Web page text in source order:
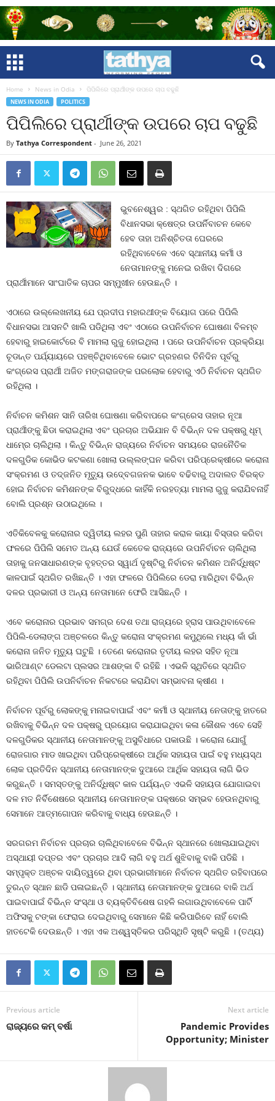
Home News in Odia ପିପିଲିରେ ପ୍ରାର୍ଥୀଙ୍କ ଉପରେ ଚାପ ବଢୁଛି
NEWS IN ODIA POLITICS
ପିପିଲିରେ ପ୍ରାର୍ଥୀଙ୍କ ଉପରେ ଚାପ ବଢୁଛି
By Tathya Correspondent - June 26, 2021
ଭୁବନେଶ୍ୱର : ସ୍ଥଗିତ ରହିଥିବା ପିପିଲି
ବିଧାନସଭା କ୍ଷେତ୍ର ଉପର୍ନିବାଚନ କେବେ
ହେବ ତାହା ଅନିଶ୍ଚିତତା ଘେରରେ
ରହିଥିବାବେଳେ ଏବେ ସ୍ଥାନୀୟ କର୍ମୀ ଓ
ନେତାମାନଙ୍କୁ ମନେଇ ରଖିବା ଦିଗରେ
ପ୍ରାର୍ଥୀମାନେ ସାଂଘାତିକ ଚାପର ସମ୍ମୁଖୀନ ହେଉଛନ୍ତି ।
ଏଠାରେ ଉଲ୍ଲେଖନୀୟ ଯେ ପ୍ରଦୀପ ମହାରଥୀଙ୍କ ବିୟୋଗ ପରେ ପିପିଲି
ବିଧାନସଭା ଆସନଟି ଖାଲି ପଡିଥିଲା ଏବଂ ଏଠାରେ ଉପନିର୍ବାଚନ ଘୋଷଣା ବିଳମ୍ବ
ହେବାରୁ ହାଇକୋର୍ଟରେ ବି ମାମଲା ରୁଜୁ ହୋଇଥିଲା । ପରେ ଉପନିର୍ବାଚନ ପ୍ରକ୍ରିୟା
ଚୂଡାନ୍ତ ପର୍ଯ୍ୟାୟରେ ପହଞ୍ଚିଥିବାବେଳେ ଭୋଟ ଗ୍ରହଣର ତିନିଦିନ ପୂର୍ବରୁ
କଂଗ୍ରେସ ପ୍ରାର୍ଥୀ ଅଜିତ ମଙ୍ଗରାଜଙ୍କ ପରଲୋକ ହେବାରୁ ଏଠି ନିର୍ବାଚନ ସ୍ଥଗିତ
ରହିଥିଲା ।
ନିର୍ବାଚନ କମିଶନ ସାନି ତାରିଖ ଘୋଷଣା କରିବାପରେ କଂଗ୍ରେସ ତାହାର ନୂଆ
ପ୍ରାର୍ଥୀଙ୍କୁ ଛିଡା କରାଇଥିଲା ଏବଂ ପ୍ରଚାର ଅଭିଯାନ ବି ବିଭିନ୍ନ ଦଳ ପକ୍ଷରୁ ଧୂମ୍‍
ଧାମ୍‍ରେ ଚାଲିଥିଲା । କିନ୍ତୁ ବିଭିନ୍ନ ରାଜ୍ୟରେ ନିର୍ବାଚନ ସମୟରେ ରାଜନୈତିକ
ଦଳଗୁଡିକ କୋଭିଡ କଟକଣା ଖୋଲା ଉଲ୍ଲଙ୍ଘନ କରିବା ପରିପ୍ରେକ୍ଷୀରେ କରୋନା
ସଂକ୍ରମଣ ଓ ତଦ୍‍ଜନିତ ମୃତ୍ୟୁ ଉଦ୍‍ବେଗଜନକ ଭାବେ ବଢିବାରୁ ଅଦାଲତ ବିରକ୍ତ
ହୋଇ ନିର୍ବାଚନ କମିଶନଙ୍କ ବିରୁଦ୍ଧରେ କାହିଁକି ନରହତ୍ୟା ମାମଲା ରୁଜୁ କରାଯିବନାହିଁ
ବୋଲି ପ୍ରଶ୍ନ ଉଠାଇଥିଲେ ।
ଏତିକିବେଳକୁ କରୋନାର ଦ୍ୱିତୀୟ ଲହର ପୁଣି ତାହାର କରାଳ କାୟା ବିସ୍ତାର କରିବା
ଫଳରେ ପିପିଲି ସମେତ ଅନ୍ୟ ଯେଉଁ କେତେକ ରାଜ୍ୟରେ ଉପନିର୍ବାଚନ ଚାଲିଥିଲା
ତାହାକୁ ଜନସାଧାରଣଙ୍କ ବୃହତ୍ତର ସ୍ୱାର୍ଥ ଦୃଷ୍ଟିରୁ ନିର୍ବାଚନ କମିଶନ ଅନିର୍ଦ୍ଧିଷ୍ଟ
କାଳପାଇଁ ସ୍ଥଗିତ ରଖିଛନ୍ତି । ଏହା ଫଳରେ ପିପିଲିରେ ଡେରା ମାରିଥିବା ବିଭିନ୍ନ
ଦଳର ପ୍ରଭାରୀ ଓ ଅନ୍ୟ ନେତାମାନେ ଫେରି ଆସିଛନ୍ତି ।
ଏବେ କରୋନାର ପ୍ରଭାବ ସମଗ୍ର ଦେଶ ତଥା ରାଜ୍ୟରେ ହ୍ରାସ ପାଉଥିବାବେଳେ
ପିପିଲି-ଡେଲାଙ୍ଗ ଅଞ୍ଚଳରେ କିନ୍ତୁ କରୋନା ସଂକ୍ରମଣ କମୁଥିଲେ ମଧ୍ୟ କାଁ ଭାଁ
କରୋନା ଜନିତ ମୃତ୍ୟୁ ଘଟୁଛି । ତେଣେ କରୋନାର ତୃତୀୟ ଲହର ସହିତ ନୂଆ
ଭାରିଆଣ୍ଟ ଡେଲଟା ପ୍ଲସର ଆଶଙ୍କା ବି ରହିଛି । ଏଭଳି ସ୍ଥିତିରେ ସ୍ଥଗିତ
ରହିଥିବା ପିପିଲି ଉପନିର୍ବାଚନ ନିକଟରେ କରାଯିବା ସମ୍ଭାବନା କ୍ଷୀଣ ।
ନିର୍ବାଚନ ପୂର୍ବରୁ ଲୋକଙ୍କୁ ମନାଇବାପାଇଁ ଏବଂ କର୍ମୀ ଓ ସ୍ଥାନୀୟ ନେତାଙ୍କୁ ହାତରେ
ରଖିବାକୁ ବିଭିନ୍ନ ଦଳ ପକ୍ଷରୁ ପ୍ରୟୋଗ କରାଯାଇଥିବା କଳା କୌଶଳ ଏବେ ସେହି
ଦଳଗୁଡିକର ସ୍ଥାନୀୟ ନେତାମାନଙ୍କୁ ଅସୁବିଧାରେ ପକାଉଛି । କରୋନା ଯୋଗୁଁ
ରୋଜଗାର ମାଡ ଖାଇଥିବା ପରିପ୍ରେକ୍ଷୀରେ ଆର୍ଥିକ ସହାୟତା ପାଇଁ ବହୁ ମଧ୍ୟସ୍ଥ
ଲୋକ ପ୍ରତିଦିନ ସ୍ଥାନୀୟ ନେତାମାନଙ୍କ ଦୁଆରେ ଆର୍ଥିକ ସହାୟତା ଲାଗି ଭିଡ
କରୁଛନ୍ତି । ସମସ୍ତଙ୍କୁ ଅନିର୍ଦ୍ଧିଷ୍ଟ କାଳ ପର୍ଯ୍ୟନ୍ତ ଏଭଳି ସହାୟତା ଯୋଗାଇବା
ଦଳ ମତ ନିର୍ବିଶେଷରେ ସ୍ଥାନୀୟ ନେତାମାନଙ୍କ ପକ୍ଷରେ ସମ୍ଭବ ହେଉନଥିବାରୁ
ସେମାନେ ଆତ୍ମଗୋପନ କରିବାକୁ ବାଧ୍ୟ ହେଉଛନ୍ତି ।
ସରଗରମ ନିର୍ବାଚନ ପ୍ରଚାର ଚାଲିଥିବାବେଳେ ବିଭିନ୍ନ ସ୍ଥାନରେ ଖୋଲାଯାଇଥିବା
ଅସ୍ଥାୟୀ ଦପ୍ତର ଏବଂ ପ୍ରଚାର ଆଦି ଲାଗି ବହୁ ଅର୍ଥ ଶୁଝିବାକୁ ବାକି ପଡିଛି ।
ସମ୍ପୃକ୍ତ ଅଞ୍ଚଳ ଦାୟିତ୍ୱରେ ଥିବା ପ୍ରଭାରୀମାନେ ନିର୍ବାଚନ ସ୍ଥଗିତ ରହିବାପରେ
ତୁରନ୍ତ ସ୍ଥାନ ଛାଡି ପଳାଇଛନ୍ତି । ସ୍ଥାନୀୟ ନେତାମାନଙ୍କ ଦୁଆରେ ବାକି ଅର୍ଥ
ପାଇବାପାଇଁ ବିଭିନ୍ନ ସଂସ୍ଥା ଓ ବ୍ୟକ୍ତିବିଶେଷ ଗହଳି ଲଗାଉଥିବାବେଳେ ପାର୍ଟି
ଅଫିସକୁ ଟଙ୍କା ଫେରାଇ ଦେଇଥିବାରୁ ସେମାନେ କିଛି କରିପାରିବେ ନାହିଁ ବୋଲି
ହାତଟେକି ଦେଉଛନ୍ତି । ଏହା ଏକ ଅଶ୍ୱସ୍ତିକର ପରିସ୍ଥିତି ସୃଷ୍ଟି କରୁଛି । (ତଥ୍ୟ)
Previous article
ରାଜ୍ୟରେ କମ୍‍ ବର୍ଷା
Next article
Pandemic Provides
Opportunity; Minister